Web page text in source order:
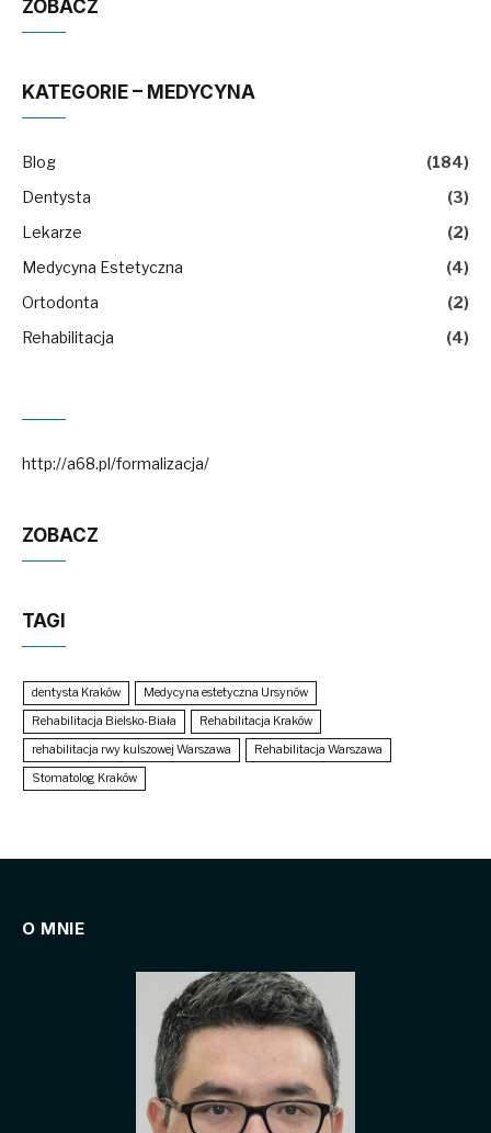
ZOBACZ
KATEGORIE – MEDYCYNA
Blog
(184)
Dentysta
(3)
Lekarze
(2)
Medycyna Estetyczna
(4)
Ortodonta
(2)
Rehabilitacja
(4)
http://a68.pl/formalizacja/
ZOBACZ
TAGI
dentysta Kraków
Medycyna estetyczna Ursynów
Rehabilitacja Bielsko-Biała
Rehabilitacja Kraków
rehabilitacja rwy kulszowej Warszawa
Rehabilitacja Warszawa
Stomatolog Kraków
O MNIE